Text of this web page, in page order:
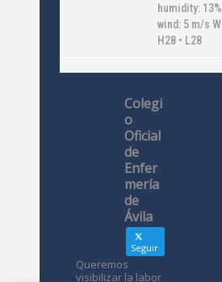
humidity: 13%
wind: 5 m/s W
H28 • L28
Colegi
o
Oficial
de
Enfer
mería
de
Ávila
Seguir
Queremos
visibilizar la labor